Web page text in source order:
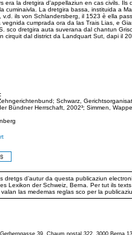
era la dretgira d'appellaziun en cas civils.
cuminaivla. La dretgira bassa, instituida a
v.d. ils von Schlandersberg, il 1523 è ella
vegnida cumprada ora da las Trais Lias, e
sco dretgira auta suverana dal chantun
cirquit dal district da Landquart Sut, dapi il
Schwarz,
Bündner Herrschaft, 2002³; Simmen,
dretgs d’autur da questa publicaziun
Lexikon der Schweiz, Berna. Per tut ils
las medemas reglas sco per la
39, Chaum postal 322, 3000 Berna